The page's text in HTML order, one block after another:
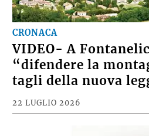
CRONACA
VIDEO- A
“difendere la
tagli della nuova
22 LUGLIO 2026